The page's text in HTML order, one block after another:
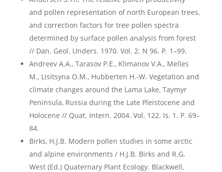
and pollen representation of north European trees,
and correction factors for tree pollen spectra
determined by surface pollen analysis from forest
// Dan. Geol. Unders. 1970. Vol. 2. N 96. P. 1–99.
Andreev A.A., Tarasov P.E., Klimanov V.A., Melles
M., Lisitsyna O.M., Hubberten H.-W. Vegetation and
climate changes around the Lama Lake, Taymyr
Peninsula, Russia during the Late Pleistocene and
Holocene // Quat. Intern. 2004. Vol. 122. Is. 1. P. 69–
84.
Birks, H.J.B. Modern pollen studies in some arctic
and alpine environments / H.J.B. Birks and R.G.
West (Ed.) Quaternary Plant Ecology. Blackwell,